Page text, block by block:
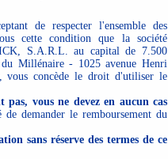
de respecter l'ensemble des
cette condition que la société
S.A.R.L. au capital de 7.500
Millénaire - 1025 avenue Henri
vous concède le droit d'utiliser le
vous ne devez en aucun cas
demander le remboursement du
sans réserve des termes de ce